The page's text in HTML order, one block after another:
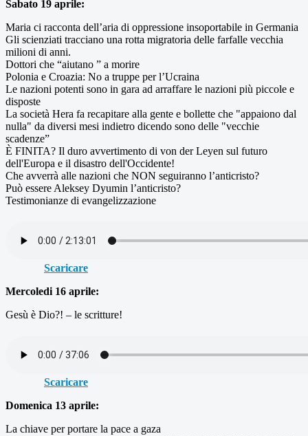
Sabato 19 aprile:
Maria ci racconta dell’aria di oppressione insoportabile in Germania
Gli scienziati tracciano una rotta migratoria delle farfalle vecchia
milioni di anni.
Dottori che “aiutano ” a morire
Polonia e Croazia: No a truppe per l’Ucraina
Le nazioni potenti sono in gara ad arraffare le nazioni più piccole e
disposte
La società Hera fa recapitare alla gente e bollette che "appaiono dal
nulla" da diversi mesi indietro dicendo sono delle "vecchie
scadenze”
È FINITA? Il duro avvertimento di von der Leyen sul futuro
dell'Europa e il disastro dell'Occidente!
Che avverrà alle nazioni che NON seguiranno l’anticristo?
Può essere Aleksey Dyumin l’anticristo?
Testimonianze di evangelizzazione
Scaricare
Mercoledi 16 aprile:
Gesù è Dio?! – le scritture!
Scaricare
Domenica 13 aprile:
La chiave per portare la pace a gaza